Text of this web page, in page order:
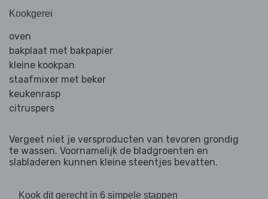
Kookgerei
oven
bakplaat met bakpapier
kleine kookpan
staafmixer met beker
keukenrasp
citruspers
Vergeet niet je versproducten van tevoren grondig
te wassen. Voornamelijk de bladgroenten en
slabladeren kunnen kleine steentjes bevatten.
Kook dit gerecht in 6 simpele stappen